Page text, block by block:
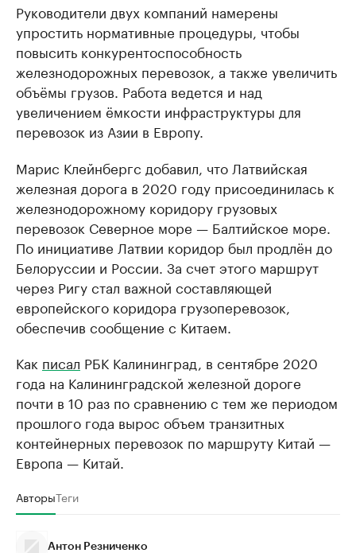
Руководители двух компаний намерены
упростить нормативные процедуры, чтобы
повысить конкурентоспособность
железнодорожных перевозок, а также увеличить
объёмы грузов. Работа ведется и над
увеличением ёмкости инфраструктуры для
перевозок из Азии в Европу.
Марис Клейнбергс добавил, что Латвийская
железная дорога в 2020 году присоединилась к
железнодорожному коридору грузовых
перевозок Северное море — Балтийское море.
По инициативе Латвии коридор был продлён до
Белоруссии и России. За счет этого маршрут
через Ригу стал важной составляющей
европейского коридора грузоперевозок,
обеспечив сообщение с Китаем.
Как писал РБК Калининград, в сентябре 2020
года на Калининградской железной дороге
почти в 10 раз по сравнению с тем же периодом
прошлого года вырос объем транзитных
контейнерных перевозок по маршруту Китай —
Европа — Китай.
АвторыТеги
Антон Резниченко